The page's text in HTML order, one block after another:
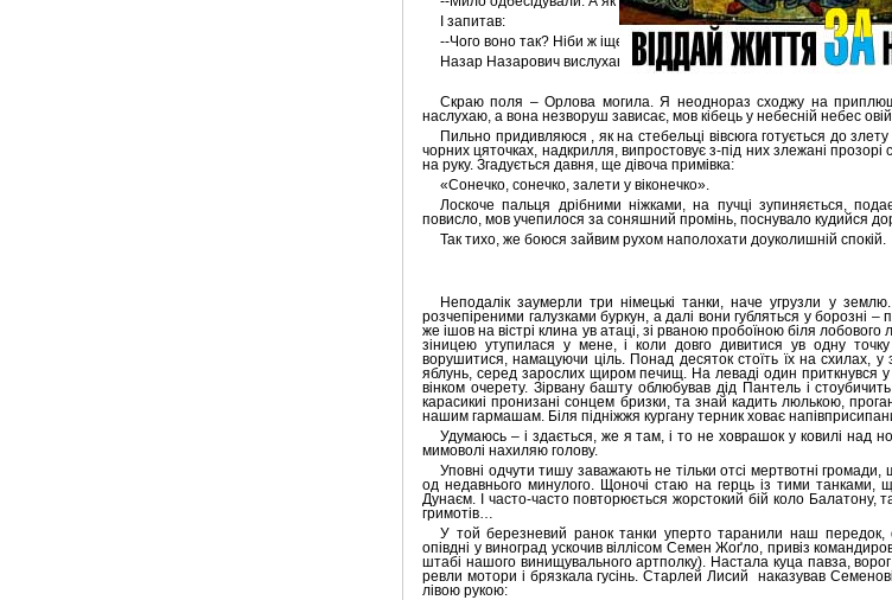
І запитав:
--Чого воно так? Ніби ж іще нещодавно уперед ішли – фронтовик
Назар Назарович вислухав нашу оповідь уважно.
Скраю поля – Орлова могила. Я неоднораз сходжу на
наслухаю, а вона незворуш зависає, мов кібець у небесній небес овій
Пильно придивляюся , як на стебельці вівсюга готується до
чорних цяточках, надкрилля, випростовує з-під них злежані прозорі
на руку. Згадується давня, ще дівоча примівка:
«Сонечко, сонечко, залети у віконечко».
Лоскоче пальця дрібними ніжками, на пучці зупиняється,
повисло, мов учепилося за соняшний промінь, поснувало кудийся
Так тихо, же боюся зайвим рухом наполохати доуколишній спокій.
Неподалік заумерли три німецькі танки, наче угрузли у
розчепіреними галузками буркун, а далі вони губляться у борозні –
же ішов на вістрі клина ув атаці, зі рваною пробоїною біля
зіницею утупилася у мене, і коли довго дивитися ув одну
ворушитися, намацуючи ціль. Понад десяток стоїть їх на схилах, у
яблунь, серед зарослих щиром печищ. На леваді один приткнувся у
вінком очерету. Зірвану башту облюбував дід Пантель і
карасикиі пронизані сонцем бризки, та знай кадить люлькою,
нашим гармашам. Біля підніжжя кургану терник ховає
Удумаюсь – і здається, же я там, і то не ховрашок у ковилі над
мимоволі нахиляю голову.
Уповні одчути тишу заважають не тільки отсі мертвотні громади,
од недавнього минулого. Щоночі стаю на герць із тими
Дунаєм. І часто-часто повторюється жорстокий бій коло Балатону,
гримотів…
У той березневий ранок танки уперто таранили наш передок,
опівдні у виноград ускочив віллісом Семен Жоґло, привіз
штабі нашого винищувального артполку). Настала куца павза,
ревли мотори і брязкала гусінь. Старлей Лисий
наказував
лівою рукою: